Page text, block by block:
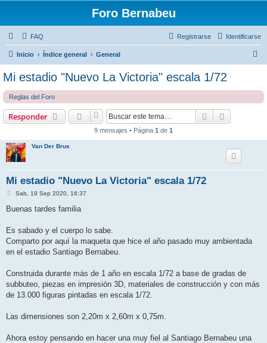
Foro Bernabeu
FAQ Identificarse
Registrarse
Inicio Índice general General
Mi estadio "Nuevo La Victoria" escala 1/72
Reglas del Foro
Responder Buscar
9 mensajes • Página 1 de 1
Van Der Brus
Mi estadio "Nuevo La Victoria" escala 1/72
M
n
j
Sab, 19 Sep 2020, 16:37
Buenas tardes familia
Es sabado y el cuerpo lo sabe.
Comparto por aquí la maqueta que hice el año pasado muy ambientada
en el estadio Santiago Bernabeu.
Construida durante más de 1 año en escala 1/72 a base de gradas de
subbuteo, piezas en impresión 3D, materiales de construcción y con más
de 13.000 figuras pintadas en escala 1/72.
Las dimensiones son 2,20m x 2,60m x 0,75m.
Ahora estoy pensando en hacer una muy fiel al Santiago Bernabeu una